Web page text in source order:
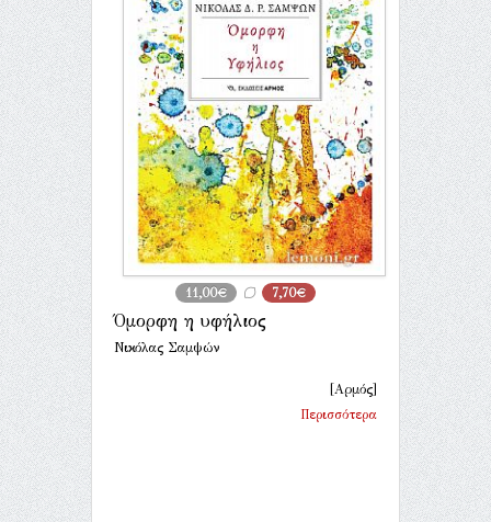
11,00€ 7,70€
Όμορφη η υφήλιος
Νικόλας Σαμψών
[Αρμός]
Περισσότερα